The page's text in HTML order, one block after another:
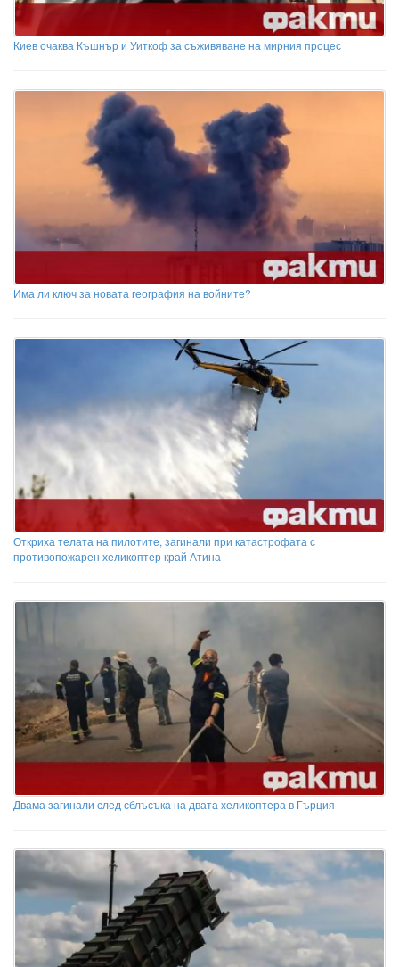
Киев очаква Къшнър и Уиткоф за съживяване на мирния процес
Има ли ключ за новата география на войните?
Откриха телата на пилотите, загинали при катастрофата с
противопожарен хеликоптер край Атина
Двама загинали след сблъсъка на двата хеликоптера в Гърция